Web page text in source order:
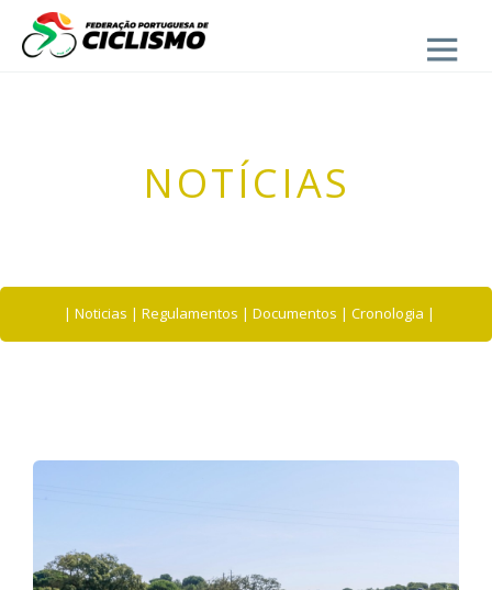
Close
- UVP-FPC
NOTÍCIAS
| Noticias | Regulamentos | Documentos | Cronologia |